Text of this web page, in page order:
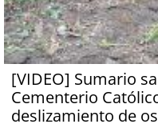
[VIDEO] Sumario
Cementerio
deslizamiento de